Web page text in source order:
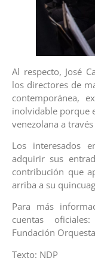
Al respecto, José
los directores de
contemporánea,
inolvidable porque
venezolana a
Los interesados
adquirir sus
contribución que
arriba a su
Para más
cuentas oficiales:
Fundación
Texto: NDP